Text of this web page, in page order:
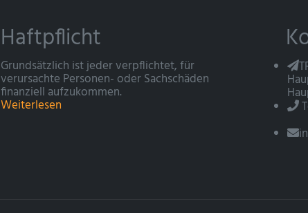
Haftpflicht
Grundsätzlich ist jeder verpflichtet, für
verursachte Personen- oder Sachschäden
finanziell aufzukommen.
Weiterlesen